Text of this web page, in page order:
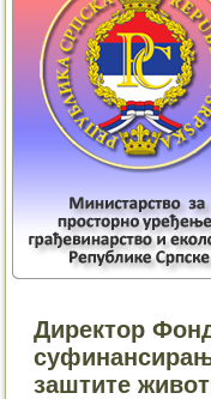
Директор
заштите